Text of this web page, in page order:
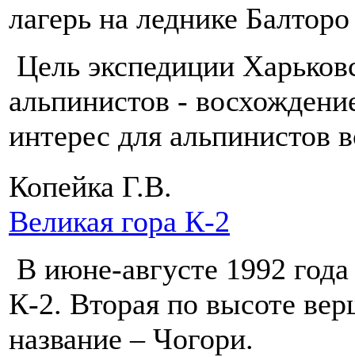
лагерь на леднике
Цель экспедиции
альпинистов -
интерес для альпинистов
Копейка Г.В.
Великая гора К-2
В июне-августе 1992
К-2. Вторая по высоте
название – Чогори.